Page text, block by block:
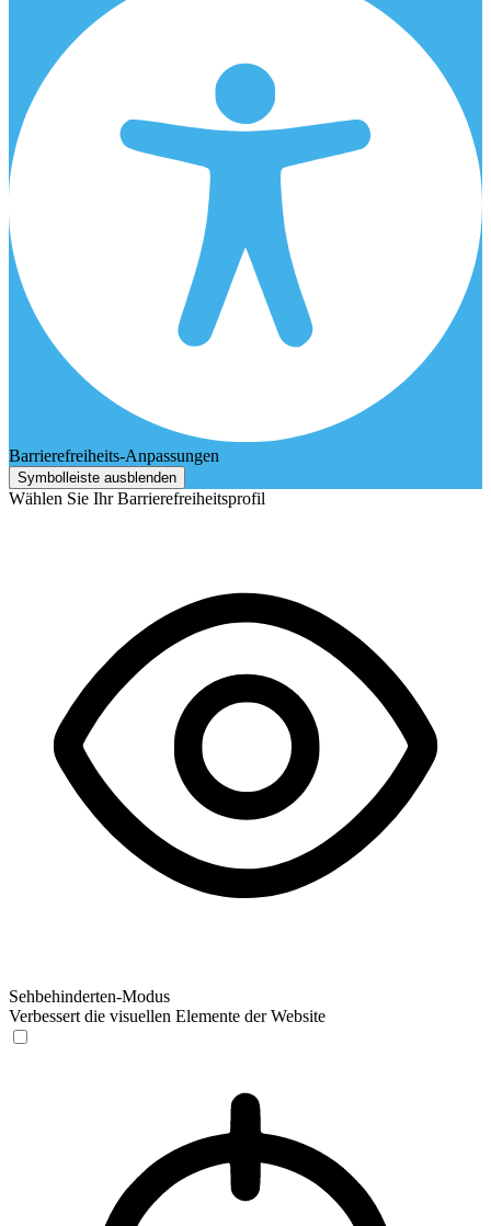
Barrierefreiheits-Anpassungen
Symbolleiste ausblenden
Wählen Sie Ihr Barrierefreiheitsprofil
Sehbehinderten-Modus
Verbessert die visuellen Elemente der Website